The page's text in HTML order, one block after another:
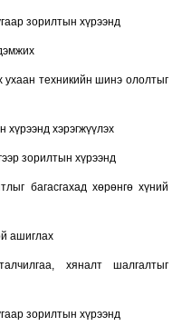
зорилтын хүрээнд
техникийн шинэ ололтыг
хэрэгжүүлэх
зорилтын хүрээнд
багасгахад хөрөнгө хүний
ашиглах
хяналт шалгалтыг
зорилтын хүрээнд